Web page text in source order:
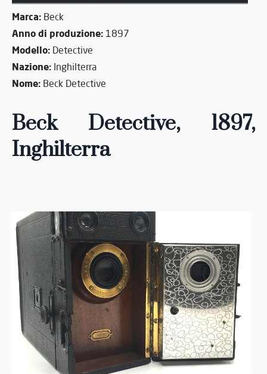
Marca: Beck
Anno di produzione: 1897
Modello: Detective
Nazione: Inghilterra
Nome: Beck Detective
Beck Detective, 1897,
Inghilterra